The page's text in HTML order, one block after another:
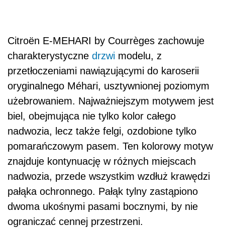
Citroën E-MEHARI by Courrèges zachowuje
charakterystyczne drzwi modelu, z
przetłoczeniami nawiązującymi do karoserii
oryginalnego Méhari, usztywnionej poziomym
użebrowaniem. Najważniejszym motywem jest
biel, obejmująca nie tylko kolor całego
nadwozia, lecz także felgi, ozdobione tylko
pomarańczowym pasem. Ten kolorowy motyw
znajduje kontynuację w różnych miejscach
nadwozia, przede wszystkim wzdłuż krawędzi
pałąka ochronnego. Pałąk tylny zastąpiono
dwoma ukośnymi pasami bocznymi, by nie
ograniczać cennej przestrzeni.